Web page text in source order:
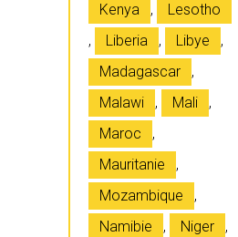
Kenya
,
Lesotho
,
Liberia , Libye
,
Madagascar
,
Malawi
, Mali
,
Maroc
,
Mauritanie
,
Mozambique
,
Namibie
, Niger
,